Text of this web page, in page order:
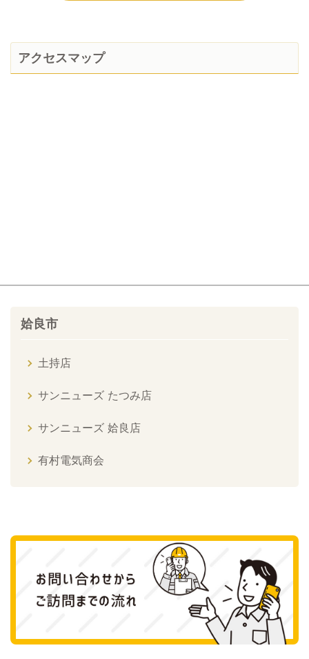
アクセスマップ
姶良市
土持店
サンニューズ たつみ店
サンニューズ 姶良店
有村電気商会